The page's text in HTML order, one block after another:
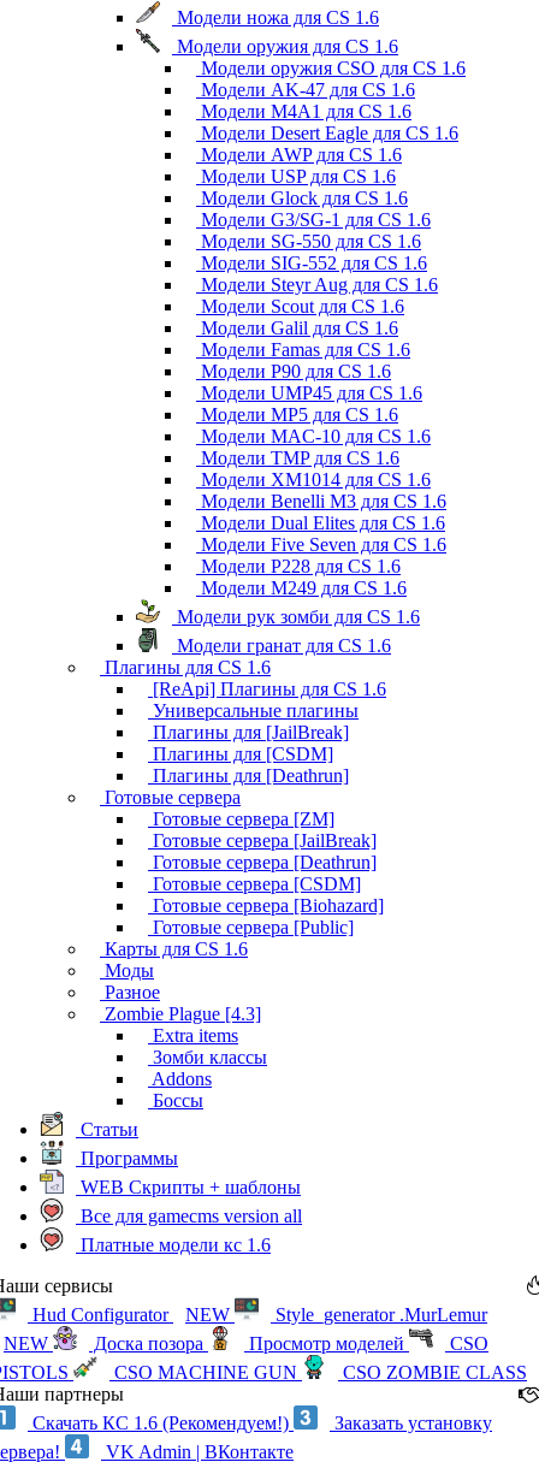
Модели ножа для CS 1.6
Модели оружия для CS 1.6
Модели оружия CSO для CS 1.6
Модели AK-47 для CS 1.6
Модели M4A1 для CS 1.6
Модели Desert Eagle для CS 1.6
Модели AWP для CS 1.6
Модели USP для CS 1.6
Модели Glock для CS 1.6
Модели G3/SG-1 для CS 1.6
Модели SG-550 для CS 1.6
Модели SIG-552 для CS 1.6
Модели Steyr Aug для CS 1.6
Модели Scout для CS 1.6
Модели Galil для CS 1.6
Модели Famas для CS 1.6
Модели P90 для CS 1.6
Модели UMP45 для CS 1.6
Модели MP5 для CS 1.6
Модели MAC-10 для CS 1.6
Модели TMP для CS 1.6
Модели XM1014 для CS 1.6
Модели Benelli M3 для CS 1.6
Модели Dual Elites для CS 1.6
Модели Five Seven для CS 1.6
Модели P228 для CS 1.6
Модели M249 для CS 1.6
Модели рук зомби для CS 1.6
Модели гранат для CS 1.6
Плагины для CS 1.6
[ReApi] Плагины для CS 1.6
Универсальные плагины
Плагины для [JailBreak]
Плагины для [CSDM]
Плагины для [Deathrun]
Готовые сервера
Готовые сервера [ZM]
Готовые сервера [JailBreak]
Готовые сервера [Deathrun]
Готовые сервера [CSDM]
Готовые сервера [Biohazard]
Готовые сервера [Public]
Карты для CS 1.6
Моды
Разное
Zombie Plague [4.3]
Extra items
Зомби классы
Addons
Боссы
Статьи
Программы
WEB Скрипты + шаблоны
Все для gamecms version all
Платные модели кс 1.6
сервисы
Hud Configurator
NEW
Style_generator .MurLemur
NEW
Доска позора Просмотр моделей
CSO
CSO MACHINE GUN
CSO ZOMBIE CLASS
партнеры
Скачать КС 1.6 (Рекомендуем!)
Заказать установку
VK Admin | ВКонтакте